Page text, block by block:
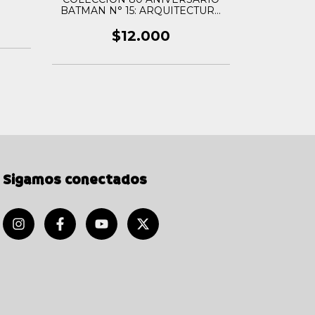
BATMAN N° 15: ARQUITECTURA
$12.000
Sigamos conectados